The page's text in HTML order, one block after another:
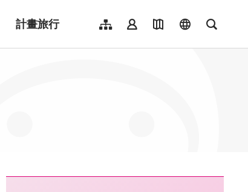
計畫旅行
網站導覽會員登入地圖導覽language全文檢
:::